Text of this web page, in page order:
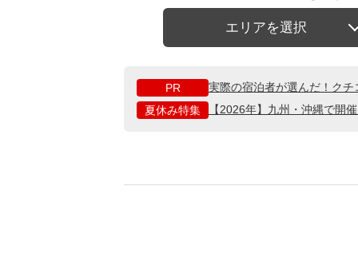
エリアを選択
PR
実際の宿泊者が選んだ！ク
夏休み特集
【2026年】九州・沖縄で開